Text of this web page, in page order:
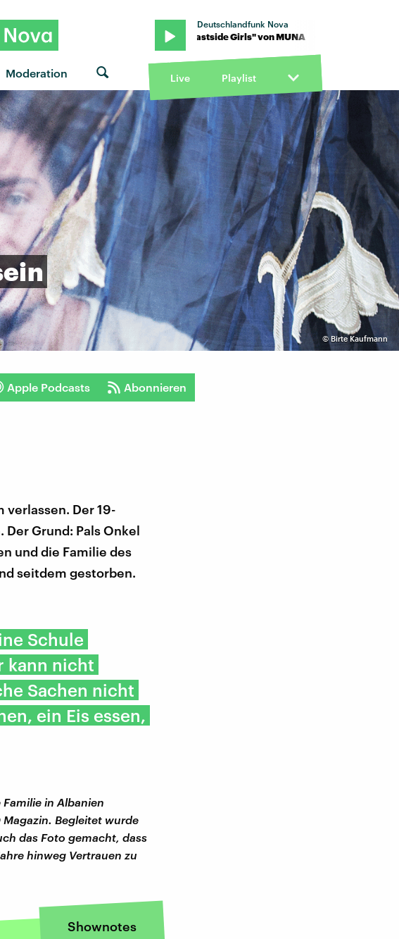
Moderation
Deutschlandfunk Nova
Girls" von MUNA · "Eastside Girls" von MUNA · "Eastside Girls" von MUNA
Live Playlist
© Birte Kaufmann
Apple Podcasts Abonnieren
verlassen. Der 19-
Grund: Pals Onkel
und die Familie des
seitdem gestorben.
Schule
kann nicht
Sachen nicht
ein Eis essen,
in Albanien
Begleitet wurde
das Foto gemacht, dass
hinweg Vertrauen zu
Shownotes